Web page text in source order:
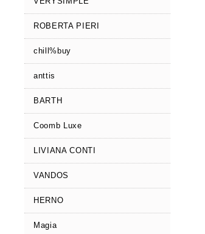
ROBERTA PIERI
chill%buy
anttis
BARTH
Coomb Luxe
LIVIANA CONTI
VANDOS
HERNO
Magia